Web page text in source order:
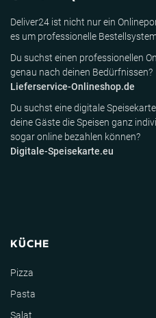
Deliver24 ist nicht nur ein
es um professionelle
Du suchst einen professionellen
genau nach deinen Bedürfnissen?
Lieferservice-Onlineshop.de
Du suchst eine digitale
deine Gäste die Speisen ganz
sogar online bezahlen können?
Digitale-Speisekarte.eu
KÜCHE
Pizza
Pasta
Salat